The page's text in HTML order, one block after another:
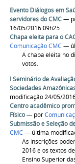
Evento Diálogos em
servidores do CMC—
16/05/2016 09h25
Chapa eleita para o
Comunicação CMC —
A chapa eleita no
votos.
I Seminário de
Sociedades
modificação 24/05/
Centro acadêmico
Físico— por
Submissão e Seleção
CMC — última
As inscrições
2016 e os textos
Ensino Superior